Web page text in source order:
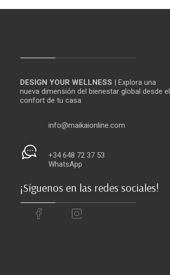
DESIGN YOUR WELLNESS | Explora una
nueva dimensión del bienestar global desde el
confort de tu casa
info@maikaionline.com
+34 648 72 37 53
WhatsApp
¡Síguenos en las redes sociales!